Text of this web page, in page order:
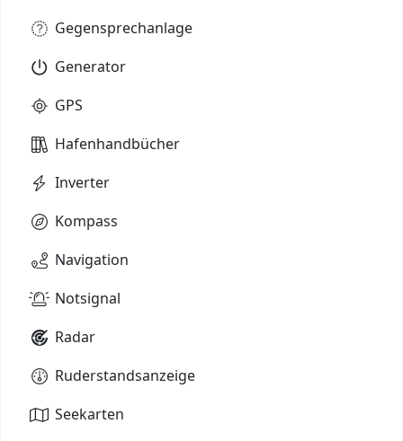
Gegensprechanlage
Generator
GPS
Hafenhandbücher
Inverter
Kompass
Navigation
Notsignal
Radar
Ruderstandsanzeige
Seekarten